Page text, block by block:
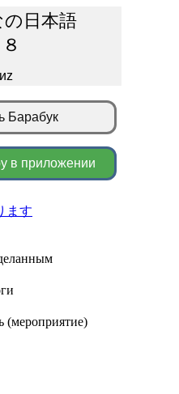
日本語
Барабук
в приложении
ます
(мероприятие)